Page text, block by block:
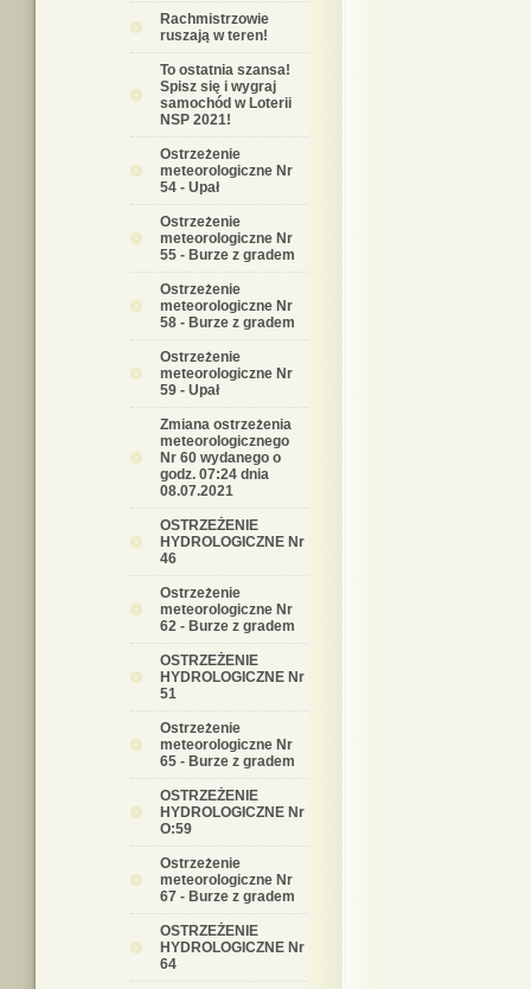
Rachmistrzowie
ruszają w teren!
To ostatnia szansa!
Spisz się i wygraj
samochód w Loterii
NSP 2021!
Ostrzeżenie
meteorologiczne Nr
54 - Upał
Ostrzeżenie
meteorologiczne Nr
55 - Burze z gradem
Ostrzeżenie
meteorologiczne Nr
58 - Burze z gradem
Ostrzeżenie
meteorologiczne Nr
59 - Upał
Zmiana ostrzeżenia
meteorologicznego
Nr 60 wydanego o
godz. 07:24 dnia
08.07.2021
OSTRZEŻENIE
HYDROLOGICZNE Nr
46
Ostrzeżenie
meteorologiczne Nr
62 - Burze z gradem
OSTRZEŻENIE
HYDROLOGICZNE Nr
51
Ostrzeżenie
meteorologiczne Nr
65 - Burze z gradem
OSTRZEŻENIE
HYDROLOGICZNE Nr
O:59
Ostrzeżenie
meteorologiczne Nr
67 - Burze z gradem
OSTRZEŻENIE
HYDROLOGICZNE Nr
64